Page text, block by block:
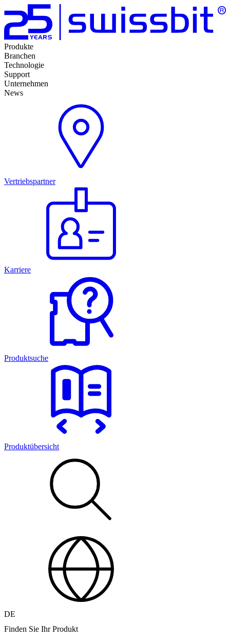
Produkte
Branchen
Technologie
Support
Unternehmen
News
Vertriebspartner
Karriere
Produktsuche
Produktübersicht
DE
Finden Sie Ihr Produkt